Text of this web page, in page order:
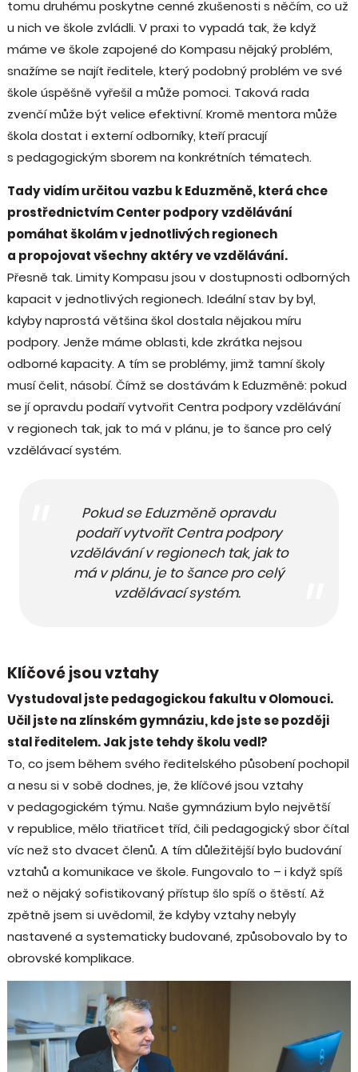
tomu druhému poskytne cenné zkušenosti s něčím, co už
u nich ve škole zvládli. V praxi to vypadá tak, že když
máme ve škole zapojené do Kompasu nějaký problém,
snažíme se najít ředitele, který podobný problém ve své
škole úspěšně vyřešil a může pomoci. Taková rada
zvenčí může být velice efektivní. Kromě mentora může
škola dostat i externí odborníky, kteří pracují
s pedagogickým sborem na konkrétních tématech.
Tady vidím určitou vazbu k Eduzměně, která chce
prostřednictvím Center podpory vzdělávání
pomáhat školám v jednotlivých regionech
a propojovat všechny aktéry ve vzdělávání.
Přesně tak. Limity Kompasu jsou v dostupnosti odborných
kapacit v jednotlivých regionech. Ideální stav by byl,
kdyby naprostá většina škol dostala nějakou míru
podpory. Jenže máme oblasti, kde zkrátka nejsou
odborné kapacity. A tím se problémy, jimž tamní školy
musí čelit, násobí. Čímž se dostávám k Eduzměně: pokud
se jí opravdu podaří vytvořit Centra podpory vzdělávání
v regionech tak, jak to má v plánu, je to šance pro celý
vzdělávací systém.
Pokud se Eduzměně opravdu
podaří vytvořit Centra podpory
vzdělávání v regionech tak, jak to
má v plánu, je to šance pro celý
vzdělávací systém.
Klíčové jsou vztahy
Vystudoval jste pedagogickou fakultu v Olomouci.
Učil jste na zlínském gymnáziu, kde jste se později
stal ředitelem. Jak jste tehdy školu vedl?
To, co jsem během svého ředitelského působení pochopil
a nesu si v sobě dodnes, je, že klíčové jsou vztahy
v pedagogickém týmu. Naše gymnázium bylo největší
v republice, mělo třiatřicet tříd, čili pedagogický sbor čítal
víc než sto dvacet členů. A tím důležitější bylo budování
vztahů a komunikace ve škole. Fungovalo to – i když spíš
než o nějaký sofistikovaný přístup šlo spíš o štěstí. Až
zpětně jsem si uvědomil, že kdyby vztahy nebyly
nastavené a systematicky budované, způsobovalo by to
obrovské komplikace.